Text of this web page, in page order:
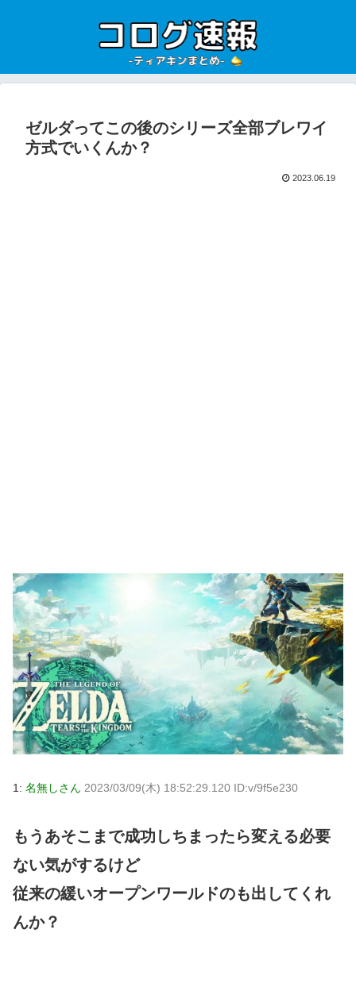
ゼルダってこの後のシリーズ全部ブレワイ
方式でいくんか？
2023.06.19
1: 名無しさん 2023/03/09(木) 18:52:29.120 ID:v/9f5e230
もうあそこまで成功しちまったら変える必要
ない気がするけど
従来の緩いオープンワールドのも出してくれ
んか？